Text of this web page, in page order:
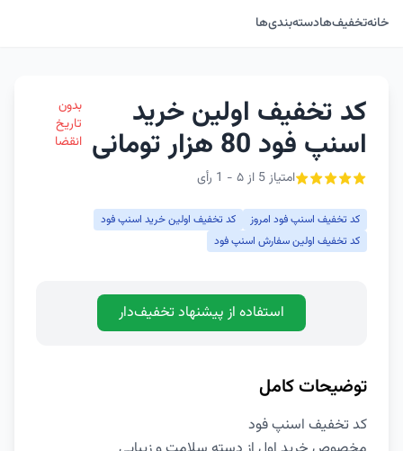
خانهتخفیف‌هادسته‌بندی‌ها
کد تخفیف اولین خرید
اسنپ فود 80 هزار تومانی
امتیاز 5 از ۵ - 1 رأی
بدون
تاریخ
انقضا
کد تخفیف اسنپ فود امروز
کد تخفیف اولین خرید اسنپ فود
کد تخفیف اولین سفارش اسنپ فود
استفاده از پیشنهاد تخفیف‌دار
توضیحات کامل
کد تخفیف اسنپ فود